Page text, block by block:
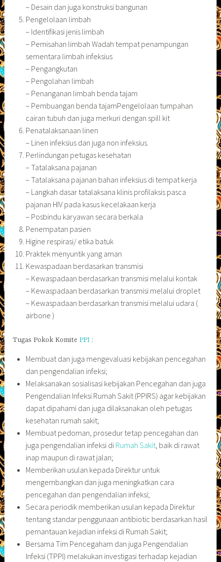
– Desain dan juga konstruksi bangunan
Pengelolaan limbah
– Identifikasi jenis limbah
– Pemisahan limbah Wadah tempat penampungan
sementara limbah infeksius
– Pengangkutan
– Pengolahan limbah
– Penanganan limbah benda tajam
– Pembuangan benda tajamPengelolaan tumpahan
cairan tubuh dan juga merkuri dengan spill kit
Penatalaksanaan linen
– Linen infeksius dan juga non infeksius.
Perlindungan petugas kesehatan
– Tatalaksana pajanan
– Tatalaksana pajanan bahan infeksius di tempat kerja
– Langkah dasar tatalaksana klinis profilaksis pasca
pajanan HIV pada kasus kecelakaan kerja
– Posbindu karyawan secara berkala
Penempatan pasien
Higine respirasi/ etika batuk
Praktek menyuntik yang aman
Kewaspadaan berdasarkan transmisi
– Kewaspadaan berdasarkan transmisi melalui kontak
– Kewaspadaan berdasarkan transmisi melalui droplet
– Kewaspadaan berdasarkan transmisi melalui udara (
airbone )
Tugas Pokok KomitePPI :
Membuat dan juga mengevaluasi kebijakan pencegahan
dan pengendalian infeksi;
Melaksanakan sosialisasi kebijakan Pencegahan dan juga
Pengendalian Infeksi Rumah Sakit (PPIRS) agar kebijakan
dapat dipahami dan juga dilaksanakan oleh petugas
kesehatan rumah sakit;
Membuat pedoman, prosedur tetap pencegahan dan
juga pengendalian infeksi di Rumah Sakit, baik di rawat
inap maupun di rawat jalan;
Memberikan usulan kepada Direktur untuk
mengembangkan dan juga meningkatkan cara
pencegahan dan pengendalian infeksi;
Secara periodik memberikan usulan kepada Direktur
tentang standar penggunaan antibiotic berdasarkan hasil
pemantauan kejadian infeksi di Rumah Sakit;
Bersama Tim Pencegaham dan juga Pengendalian
Infeksi (TPPI) melakukan investigasi terhadap kejadian